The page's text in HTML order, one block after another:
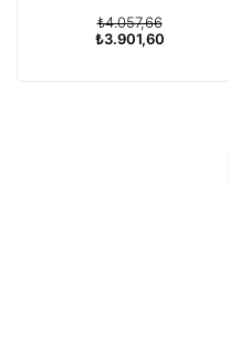
₺3.901,60
₺4.057,66